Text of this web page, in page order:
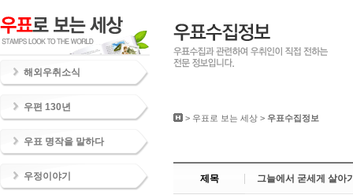
해외우취소식
우편 130년
우표 명작을 말하다
우정이야기
> 우표로 보는 세상 > 우표수집정보
제목 그늘에서 굳세게 살아